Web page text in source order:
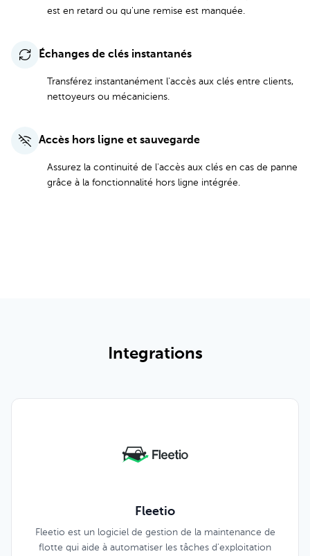
est en retard ou qu'une remise est manquée.
Échanges de clés instantanés
Transférez instantanément l'accès aux clés entre clients,
nettoyeurs ou mécaniciens.
Accès hors ligne et sauvegarde
Assurez la continuité de l'accès aux clés en cas de panne
grâce à la fonctionnalité hors ligne intégrée.
Integrations
Fleetio
Fleetio est un logiciel de gestion de la maintenance de
flotte qui aide à automatiser les tâches d'exploitation